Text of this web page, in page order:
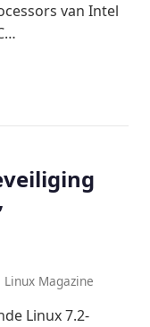
van Intel
Magazine
Linux 7.2-